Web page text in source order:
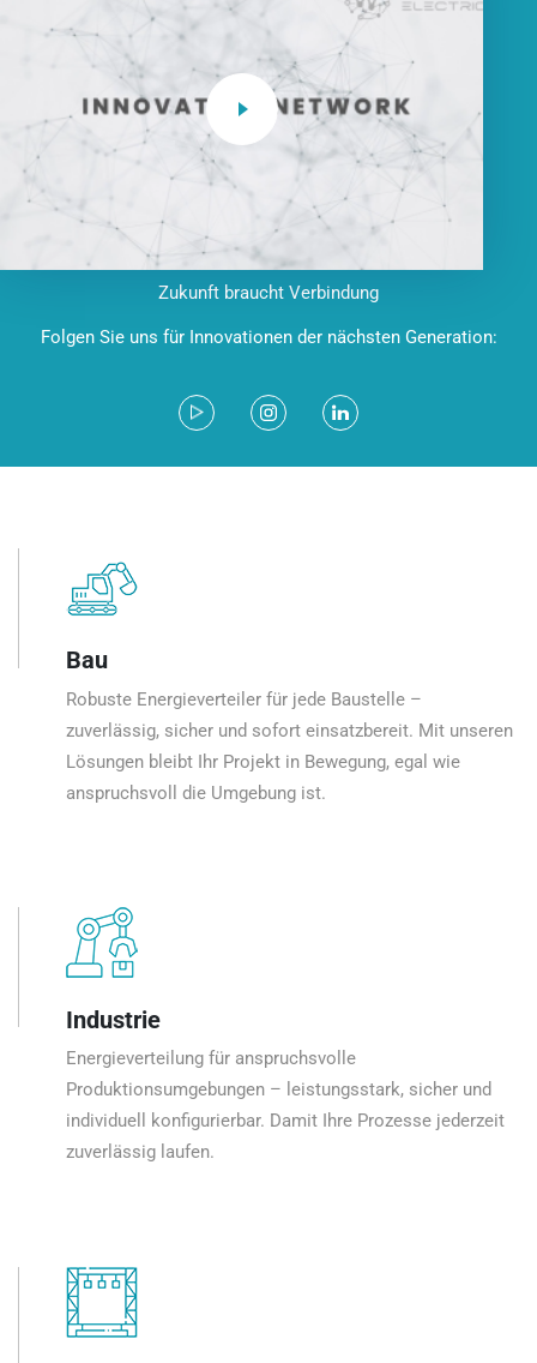
Zukunft braucht Verbindung
Folgen Sie uns für Innovationen der nächsten Generation:
Bau
Robuste Energieverteiler für jede Baustelle –
zuverlässig, sicher und sofort einsatzbereit. Mit unseren
Lösungen bleibt Ihr Projekt in Bewegung, egal wie
anspruchsvoll die Umgebung ist.
Industrie
Energieverteilung für anspruchsvolle
Produktionsumgebungen – leistungsstark, sicher und
individuell konfigurierbar. Damit Ihre Prozesse jederzeit
zuverlässig laufen.